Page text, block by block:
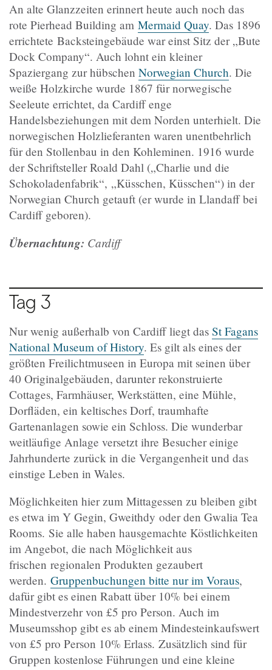
An alte Glanzzeiten erinnert heute auch noch das
rote Pierhead Building am Mermaid Quay. Das 1896
errichtete Backsteingebäude war einst Sitz der „Bute
Dock Company“. Auch lohnt ein kleiner
Spaziergang zur hübschen Norwegian Church. Die
weiße Holzkirche wurde 1867 für norwegische
Seeleute errichtet, da Cardiff enge
Handelsbeziehungen mit dem Norden unterhielt. Die
norwegischen Holzlieferanten waren unentbehrlich
für den Stollenbau in den Kohleminen. 1916 wurde
der Schriftsteller Roald Dahl („Charlie und die
Schokoladenfabrik“, „Küsschen, Küsschen“) in der
Norwegian Church getauft (er wurde in Llandaff bei
Cardiff geboren).
Übernachtung: Cardiff
Tag 3
Nur wenig außerhalb von Cardiff liegt das St Fagans
National Museum of History. Es gilt als eines der
größten Freilichtmuseen in Europa mit seinen über
40 Originalgebäuden, darunter rekonstruierte
Cottages, Farmhäuser, Werkstätten, eine Mühle,
Dorfläden, ein keltisches Dorf, traumhafte
Gartenanlagen sowie ein Schloss. Die wunderbar
weitläufige Anlage versetzt ihre Besucher einige
Jahrhunderte zurück in die Vergangenheit und das
einstige Leben in Wales.
Möglichkeiten hier zum Mittagessen zu bleiben gibt
es etwa im Y Gegin, Gweithdy oder den Gwalia Tea
Rooms. Sie alle haben hausgemachte Köstlichkeiten
im Angebot, die nach Möglichkeit aus
frischen regionalen Produkten gezaubert
werden. Gruppenbuchungen bitte nur im Voraus,
dafür gibt es einen Rabatt über 10% bei einem
Mindestverzehr von £5 pro Person. Auch im
Museumsshop gibt es ab einem Mindesteinkaufswert
von £5 pro Person 10% Erlass. Zusätzlich sind für
Gruppen kostenlose Führungen und eine kleine